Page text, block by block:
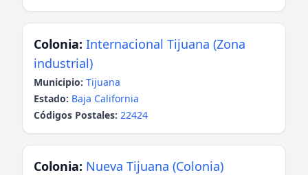
Colonia: Internacional Tijuana (Zona
industrial)
Municipio: Tijuana
Estado: Baja California
Códigos Postales: 22424
Colonia: Nueva Tijuana (Colonia)